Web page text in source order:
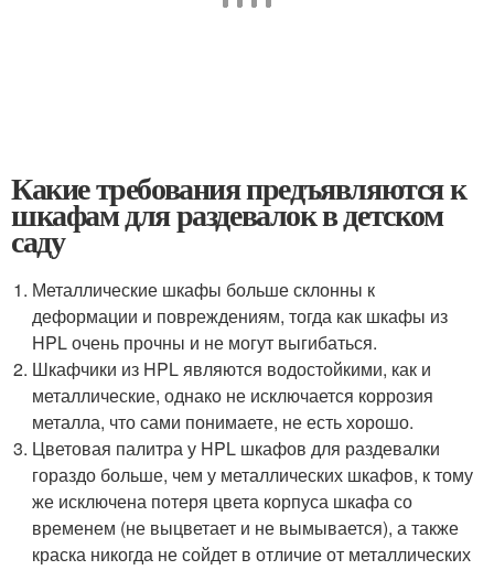
Какие требования предъявляются к
шкафам для раздевалок в детском
саду
Металлические шкафы больше склонны к
деформации и повреждениям, тогда как шкафы из
HPL очень прочны и не могут выгибаться.
Шкафчики из HPL являются водостойкими, как и
металлические, однако не исключается коррозия
металла, что сами понимаете, не есть хорошо.
Цветовая палитра у HPL шкафов для раздевалки
гораздо больше, чем у металлических шкафов, к тому
же исключена потеря цвета корпуса шкафа со
временем (не выцветает и не вымывается), а также
краска никогда не сойдет в отличие от металлических